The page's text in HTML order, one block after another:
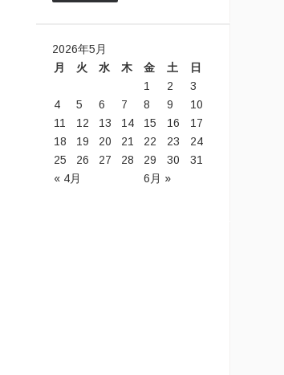
2026年5月
月
火 水 木 金 土 日
« 4月 6月 »
1 2
3
4
5 6 7 8 9
10
11
12 13 14 15 16
17
18
19 20 21 22 23
24
25
26 27 28 29 30 31